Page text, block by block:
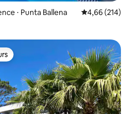
⋅ Punta Ballena Évaluation
4,66 (214)